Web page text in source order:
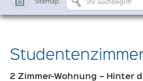
2 Zimmer-Wohnung – Hinter